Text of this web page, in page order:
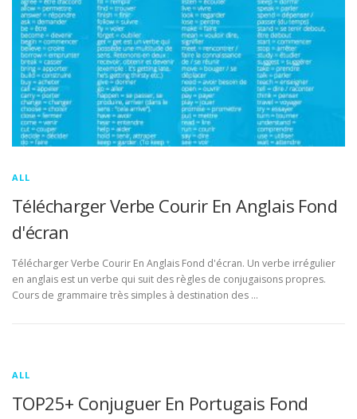
ALL
Télécharger Verbe Courir En Anglais Fond
d'écran
Télécharger Verbe Courir En Anglais Fond d'écran. Un verbe irrégulier
en anglais est un verbe qui suit des règles de conjugaisons propres.
Cours de grammaire très simples à destination des …
ALL
TOP25+ Conjuguer En Portugais Fond